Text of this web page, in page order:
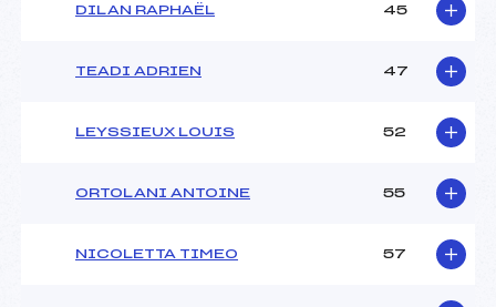
DILAN RAPHAËL 45
TEADI ADRIEN 47
LEYSSIEUX LOUIS 52
ORTOLANI ANTOINE 55
NICOLETTA TIMEO 57